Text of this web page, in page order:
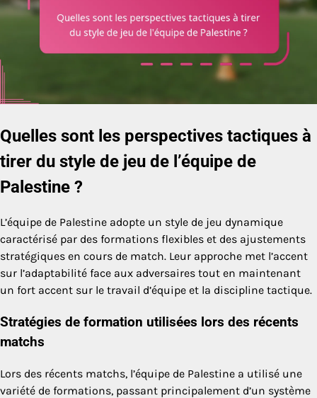
Quelles sont les perspectives tactiques à
tirer du style de jeu de l’équipe de
Palestine ?
L’équipe de Palestine adopte un style de jeu dynamique
caractérisé par des formations flexibles et des ajustements
stratégiques en cours de match. Leur approche met l’accent
sur l’adaptabilité face aux adversaires tout en maintenant
un fort accent sur le travail d’équipe et la discipline tactique.
Stratégies de formation utilisées lors des récents
matchs
Lors des récents matchs, l’équipe de Palestine a utilisé une
variété de formations, passant principalement d’un système